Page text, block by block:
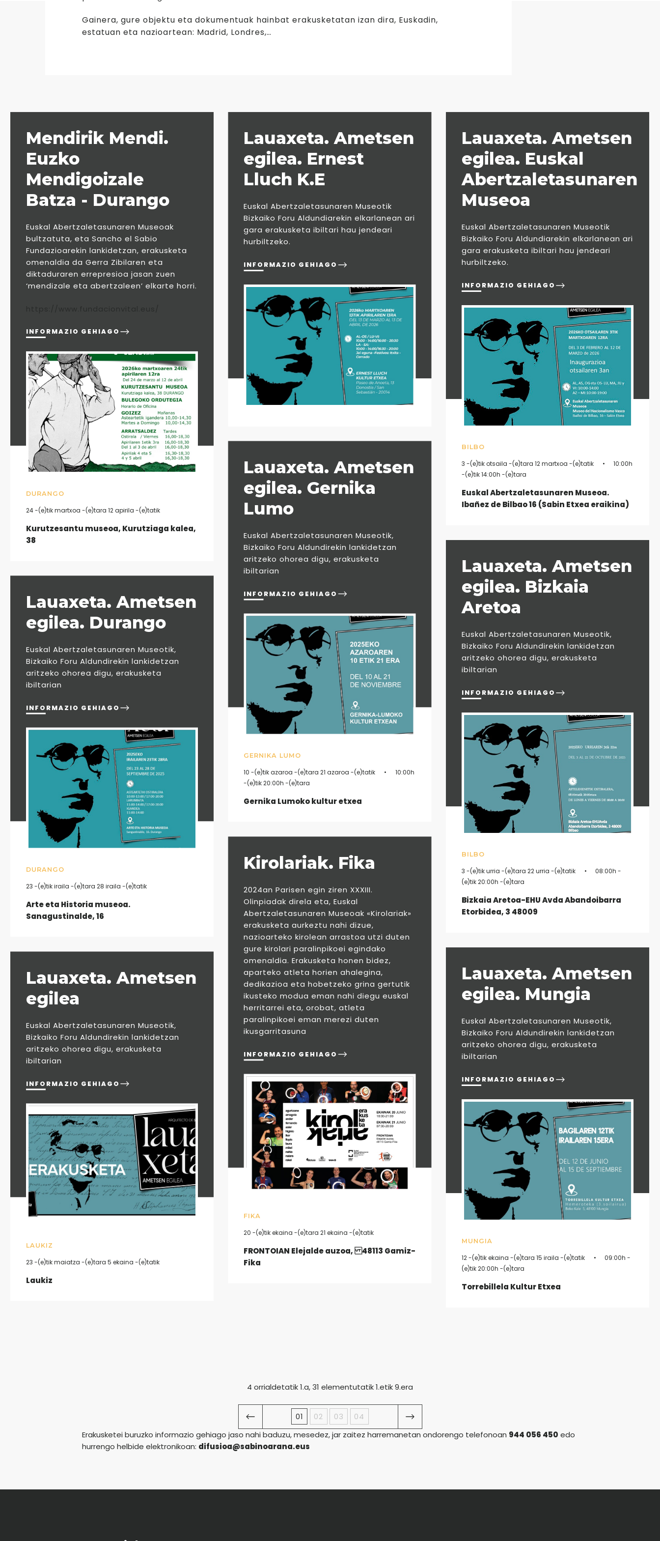
Gainera, gure objektu eta dokumentuak hainbat erakusketatan izan dira, Euskadin,
estatuan eta nazioartean: Madrid, Londres,…
Mendirik Mendi.
Euzko
Mendigoizale
Batza - Durango
Euskal Abertzaletasunaren Museoak
bultzatuta, eta Sancho el Sabio
Fundazioarekin lankidetzan, erakusketa
omenaldia da Gerra Zibilaren eta
diktaduraren errepresioa jasan zuen
‘mendizale eta abertzaleen’ elkarte horri.
INFORMAZIO GEHIAGO
DURANGO
24 -(e)tik martxoa -(e)tara 12 apirila -(e)tatik
Kurutzesantu museoa, Kurutziaga kalea,
38
Lauaxeta. Ametsen
egilea. Ernest
Lluch K.E
Euskal Abertzaletasunaren Museotik
Bizkaiko Foru Aldundiarekin elkarlanean ari
gara erakusketa ibiltari hau jendeari
hurbiltzeko.
INFORMAZIO GEHIAGO
Lauaxeta. Ametsen
egilea. Euskal
Abertzaletasunaren
Museoa
Euskal Abertzaletasunaren Museotik
Bizkaiko Foru Aldundiarekin elkarlanean ari
gara erakusketa ibiltari hau jendeari
hurbiltzeko.
INFORMAZIO GEHIAGO
BILBO
3 -(e)tik otsaila -(e)tara 12 martxoa -(e)tatik
10:00h
-(e)tik 14:00h -(e)tara
Euskal Abertzaletasunaren Museoa.
Ibañez de Bilbao 16 (Sabin Etxea eraikina)
Lauaxeta. Ametsen
egilea. Gernika
Lumo
Euskal Abertzaletasunaren Museotik,
Bizkaiko Foru Aldundirekin lankidetzan
aritzeko ohorea digu, erakusketa
ibiltarian
INFORMAZIO GEHIAGO
GERNIKA LUMO
10 -(e)tik azaroa -(e)tara 21 azaroa -(e)tatik
10:00h
-(e)tik 20:00h -(e)tara
Gernika Lumoko kultur etxea
Lauaxeta. Ametsen
egilea. Bizkaia
Aretoa
Euskal Abertzaletasunaren Museotik,
Bizkaiko Foru Aldundirekin lankidetzan
aritzeko ohorea digu, erakusketa
ibiltarian
INFORMAZIO GEHIAGO
BILBO
3 -(e)tik urria -(e)tara 22 urria -(e)tatik
08:00h -
(e)tik 20:00h -(e)tara
Bizkaia Aretoa-EHU Avda Abandoibarra
Etorbidea, 3 48009
Lauaxeta. Ametsen
egilea. Durango
Euskal Abertzaletasunaren Museotik,
Bizkaiko Foru Aldundirekin lankidetzan
aritzeko ohorea digu, erakusketa
ibiltarian
INFORMAZIO GEHIAGO
DURANGO
23 -(e)tik iraila -(e)tara 28 iraila -(e)tatik
Arte eta Historia museoa.
Sanagustinalde, 16
Kirolariak. Fika
2024an Parisen egin ziren XXXIII.
Olinpiadak direla eta, Euskal
Abertzaletasunaren Museoak «Kirolariak»
erakusketa aurkeztu nahi dizue,
nazioarteko kirolean arrastoa utzi duten
gure kirolari paralinpikoei egindako
omenaldia. Erakusketa honen bidez,
aparteko atleta horien ahalegina,
dedikazioa eta hobetzeko grina gertutik
ikusteko modua eman nahi diegu euskal
herritarrei eta, orobat, atleta
paralinpikoei eman merezi duten
ikusgarritasuna
INFORMAZIO GEHIAGO
FIKA
20 -(e)tik ekaina -(e)tara 21 ekaina -(e)tatik
FRONTOIAN Elejalde auzoa, 48113 Gamiz-
Fika
Lauaxeta. Ametsen
egilea. Mungia
Euskal Abertzaletasunaren Museotik,
Bizkaiko Foru Aldundirekin lankidetzan
aritzeko ohorea digu, erakusketa
ibiltarian
INFORMAZIO GEHIAGO
MUNGIA
12 -(e)tik ekaina -(e)tara 15 iraila -(e)tatik
09:00h -
(e)tik 20:00h -(e)tara
Torrebillela Kultur Etxea
Lauaxeta. Ametsen
egilea
Euskal Abertzaletasunaren Museotik,
Bizkaiko Foru Aldundirekin lankidetzan
aritzeko ohorea digu, erakusketa
ibiltarian
INFORMAZIO GEHIAGO
LAUKIZ
23 -(e)tik maiatza -(e)tara 5 ekaina -(e)tatik
Laukiz
4 orrialdetatik 1.a, 31 elementutatik 1.etik 9.era
01 02 03
04
Erakusketei buruzko informazio gehiago jaso nahi baduzu, mesedez, jar zaitez harremanetan ondorengo telefonoan 944 056 450 edo
hurrengo helbide elektronikoan: difusioa@sabinoarana.eus